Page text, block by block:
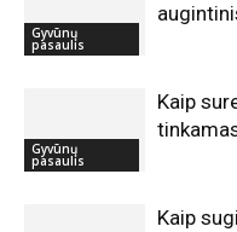
Gyvūnų
pasaulis
Gyvūnų
pasaulis
Kaip
Kaip